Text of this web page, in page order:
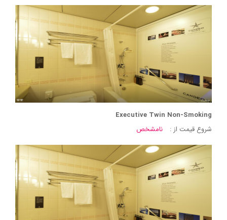
Executive Twin Non-Smoking
شروع قیمت از :
نامشخص